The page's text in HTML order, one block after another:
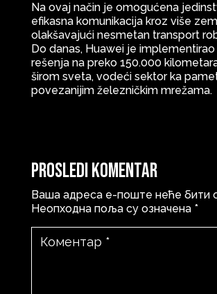
Na ovaj način je omogućena
efikasna komunikacija kroz više
olakšavajući nesmetan transport
Do danas, Huawei je
rešenja na preko 150.000
širom sveta, vodeći sektor ka
povezanijim železničkim mrežama.
Prosledi komentar
Ваша адреса е-поште неће бити
Неопходна поља су означена *